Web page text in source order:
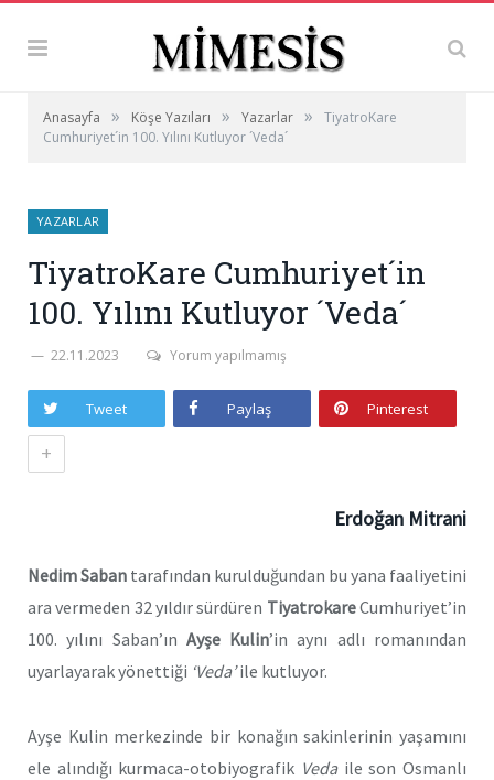
Anasayfa » Köşe Yazıları » Yazarlar »
TiyatroKare
Cumhuriyet´in 100. Yılını Kutluyor ´Veda´
YAZARLAR
TiyatroKare Cumhuriyet´in
100. Yılını Kutluyor ´Veda´
22.11.2023 Yorum yapılmamış
Tweet Paylaş Pinterest
+
Erdoğan Mitrani
Nedim Saban tarafından kurulduğundan bu yana faaliyetini
ara vermeden 32 yıldır sürdüren TiyatrokareCumhuriyet’in
100. yılını Saban’ın Ayşe Kulin’in aynı adlı romanından
uyarlayarak yönettiği ‘Veda’ ile kutluyor.
Ayşe Kulin merkezinde bir konağın sakinlerinin yaşamını
ele alındığı kurmaca-otobiyografik Vedaile son Osmanlı